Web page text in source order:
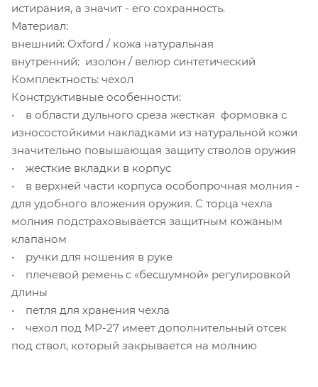
истирания, а значит - его сохранность.
Материал:
внешний: Oxford / кожа натуральная
внутренний: изолон / велюр синтетический
Комплектность: чехол
Конструктивные особенности:
• в области дульного среза жесткая формовка с
износостойкими накладками из натуральной кожи
значительно повышающая защиту стволов оружия
• жесткие вкладки в корпус
• в верхней части корпуса особопрочная молния -
для удобного вложения оружия. С торца чехла
молния подстраховывается защитным кожаным
клапаном
• ручки для ношения в руке
• плечевой ремень с «бесшумной» регулировкой
длины
• петля для хранения чехла
• чехол под MP-27 имеет дополнительный отсек
под ствол, который закрывается на молнию